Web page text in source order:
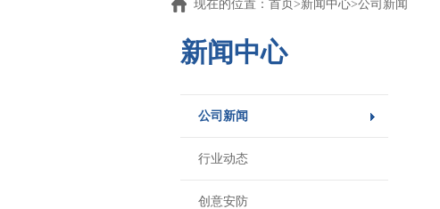
现在的位置：首页>新闻中心>公司新闻
新闻中心
公司新闻
行业动态
创意安防